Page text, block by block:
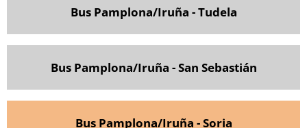
Bus Pamplona/Iruña - Tudela
Bus Pamplona/Iruña - San Sebastián
Bus Pamplona/Iruña - Soria